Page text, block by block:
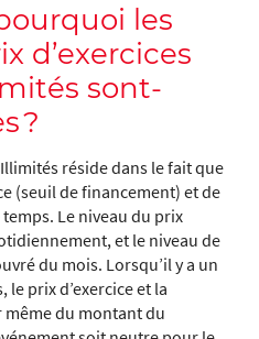
les
d’exercices
sont-
?
réside dans le fait que
(seuil de financement) et de
Le niveau du prix
et le niveau de
du mois. Lorsqu’il y a un
prix d’exercice et la
du montant du